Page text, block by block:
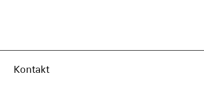
Kontakt